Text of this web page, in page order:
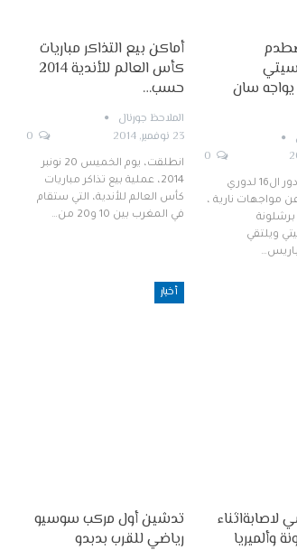
سان
أسفرت قرعة دور ال16 لدوري
مواجهات نارية ،
ويلتقي
أماكن بيع التذاكر مباريات
كأس العالم للأندية 2014
حسب…
الملاحظ جورنال
23 نوفمبر, 2014
انطلقت، يوم الخميس 20 نونبر
2014، عملية بيع تذاكر مباريات
كأس العالم للأندية، التي ستقام
في المغرب بين 10 و20 من…
وألميريا
أخبار
تدشين أول مركب سوسيو
رياضي للقرب بدبدو